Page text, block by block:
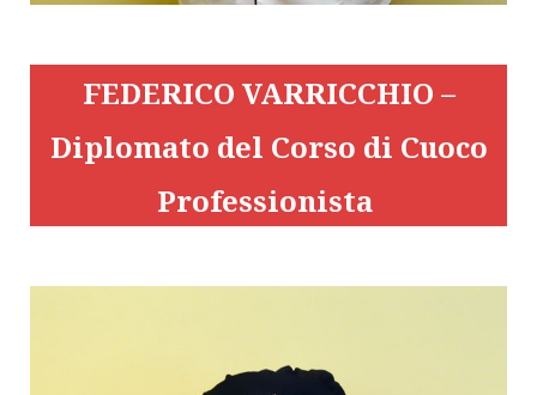
FEDERICO VARRICCHIO –
Diplomato del Corso di Cuoco
Professionista